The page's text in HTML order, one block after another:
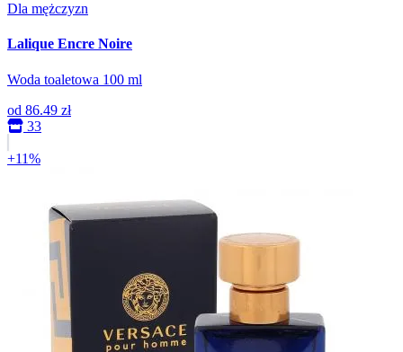
Dla mężczyzn
Lalique Encre Noire
Woda toaletowa 100 ml
od 86.49 zł
33
+11%